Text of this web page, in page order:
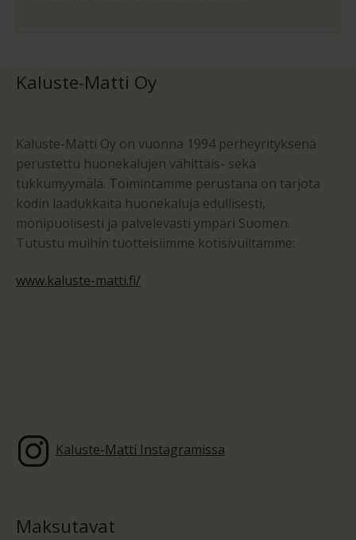
Kaluste-Matti Oy
Kaluste-Matti Oy on vuonna 1994 perheyrityksenä
perustettu huonekalujen vähittäis- sekä
tukkumyymälä. Toimintamme perustana on tarjota
kodin laadukkaita huonekaluja edullisesti,
monipuolisesti ja palvelevasti ympäri Suomen.
Tutustu muihin tuotteisiimme kotisivuiltamme:
www.kaluste-matti.fi/
Kaluste-Matti Instagramissa
Maksutavat